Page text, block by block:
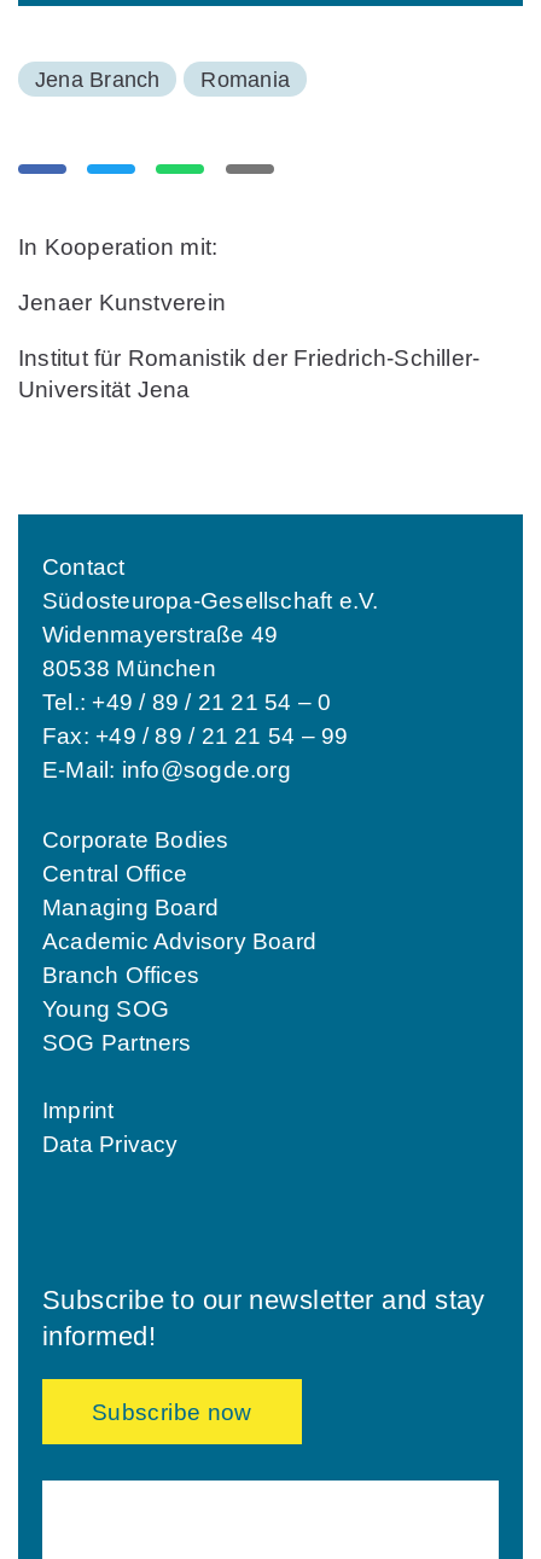
Jena Branch Romania
In Kooperation mit:
Jenaer Kunstverein
Institut für Romanistik der Friedrich-Schiller-
Universität Jena
Contact
Südosteuropa-Gesellschaft e.V.
Widenmayerstraße 49
80538 München
Tel.: +49 / 89 / 21 21 54 – 0
Fax: +49 / 89 / 21 21 54 – 99
E-Mail: info@sogde.org
Corporate Bodies
Central Office
Managing Board
Academic Advisory Board
Branch Offices
Young SOG
SOG Partners
Imprint
Data Privacy
Subscribe to our newsletter and stay
informed!
Subscribe now